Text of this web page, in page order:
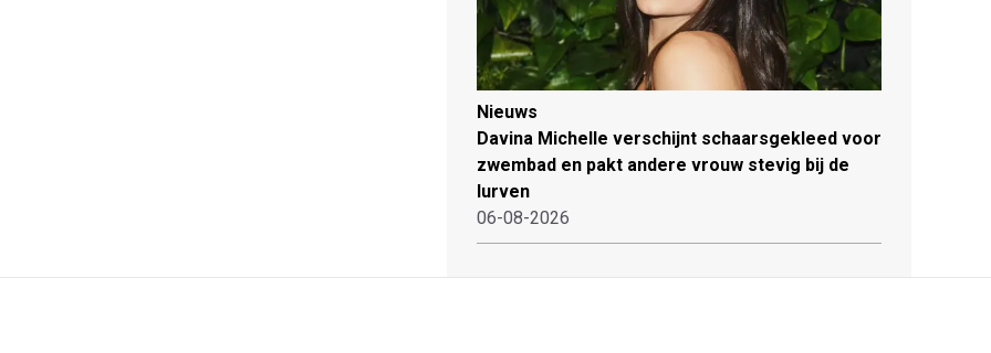
Nieuws
Davina Michelle verschijnt schaarsgekleed voor
zwembad en pakt andere vrouw stevig bij de
lurven
06-08-2026